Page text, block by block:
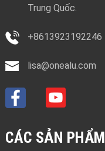
Trung Quốc.
+8613923192246
lisa@onealu.com
CÁC SẢN PHẨM